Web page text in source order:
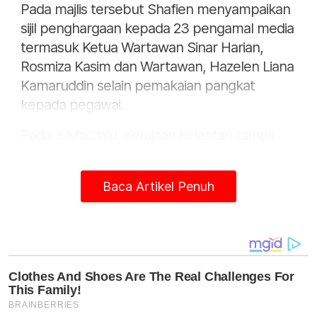
Pada majlis tersebut Shafien menyampaikan
sijil penghargaan kepada 23 pengamal media
termasuk Ketua Wartawan Sinar Harian,
Rosmiza Kasim dan Wartawan, Hazelen Liana
Kamaruddin selain pemakaian pangkat
kepada pegawai.
200 kakitangan kerajaan negeri cuba
memotong giliran sebagai penerima awal
Pegawai Khas Pengerusi Jawatankuasa
Kerajaan Tempatan, Perumahan dan
Kesihatan, Taufiq Ramli di Ibu Pejabat Polis
Baca Artikel Penuh